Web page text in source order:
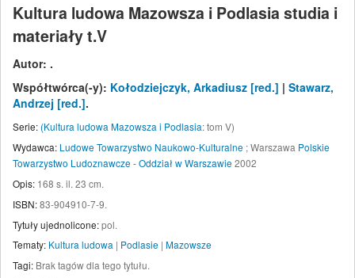
Kultura ludowa Mazowsza i Podlasia studia i
materiały t.V
Autor: .
Współtwórca(-y): Kołodziejczyk, Arkadiusz [red.] | Stawarz,
Andrzej [red.].
Serie:(Kultura ludowa Mazowsza i Podlasia: tom V)
Wydawca: Ludowe Towarzystwo Naukowo-Kulturalne ;Warszawa Polskie
Towarzystwo Ludoznawcze - Oddział w Warszawie 2002
Opis: 168 s. il. 23 cm.
ISBN:83-904910-7-9.
Tytuły ujednolicone:pol.
Tematy: Kultura ludowa | Podlasie | Mazowsze
Tagi: Brak tagów dla tego tytułu.